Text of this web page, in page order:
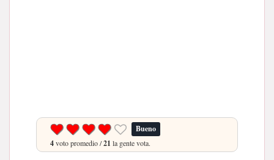
Bueno
4voto promedio /21 la gente vota.